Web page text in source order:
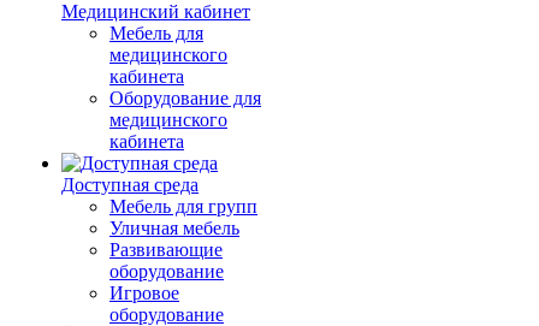
Медицинский кабинет
Мебель для
медицинского
кабинета
Оборудование для
медицинского
кабинета
Доступная среда
Мебель для групп
Уличная мебель
Развивающие
оборудование
Игровое
оборудование